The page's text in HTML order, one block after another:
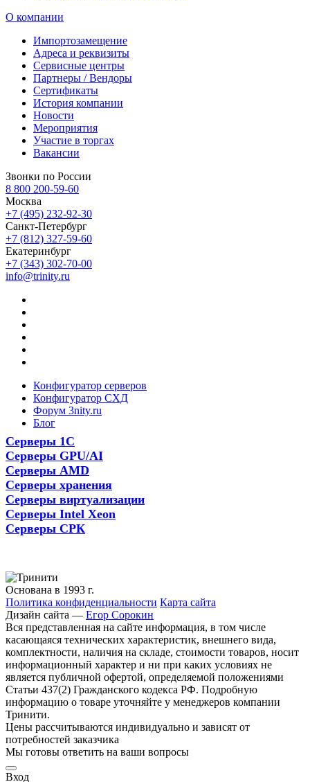
О компании
Импортозамещение
Адреса и реквизиты
Сервисные центры
Партнеры / Вендоры
Сертификаты
История компании
Новости
Мероприятия
Участие в торгах
Вакансии
Звонки по России
8 800 200-59-60
Москва
+7 (495) 232-92-30
Санкт-Петербург
+7 (812) 327-59-60
Екатеринбург
+7 (343) 302-70-00
info@trinity.ru
Конфигуратор серверов
Конфигуратор СХД
Форум 3nity.ru
Блог
Серверы 1С
Серверы GPU/AI
Серверы AMD
Серверы хранения
Серверы виртуализации
Серверы Intel Xeon
Серверы СРК
Основана в 1993 г.
Политика конфиденциальности Карта сайта
Дизайн сайта — Егор Сорокин
Вся представленная на сайте информация, в том числе
касающаяся технических характеристик, внешнего вида,
комплектности, наличия на складе, стоимости товаров, носит
информационный характер и ни при каких условиях не
является публичной офертой, определяемой положениями
Статьи 437(2) Гражданского кодекса РФ. Подробную
информацию о товаре уточняйте у менеджеров компании
Тринити.
Цены рассчитываются индивидуально и зависят от
потребностей заказчика
Мы готовы ответить на ваши вопросы
Вход